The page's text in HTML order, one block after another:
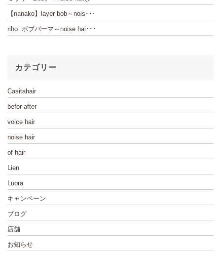
【nanako】layer bob～nois･･･
riho ボブパーマ～noise hai･･･
カテゴリー
Casitahair
befor after
voice hair
noise hair
of hair
Lien
Luora
キャンペーン
ブログ
店舗
お知らせ